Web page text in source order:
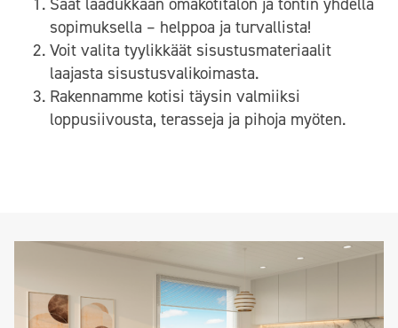
sopimuksella – helppoa ja turvallista!
Voit valita tyylikkäät sisustusmateriaalit
laajasta sisustusvalikoimasta.
Rakennamme kotisi täysin valmiiksi
loppusiivousta, terasseja ja pihoja myöten.